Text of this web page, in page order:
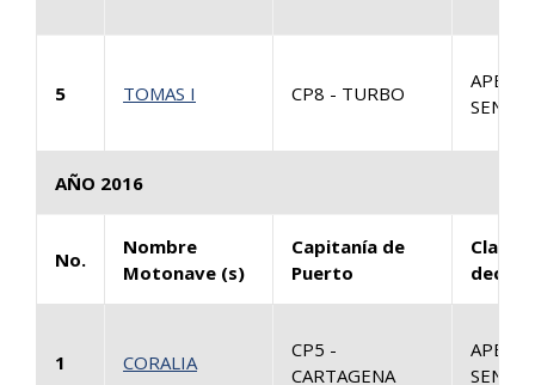
5 TOMAS I CP8 - TURBO
AÑO 2016
No.
Nombre
Motonave (s)
Capitanía de
Puerto
Clase
1 CORALIA
CP5 -
CARTAGENA